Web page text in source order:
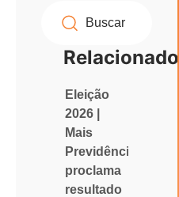
Relacionados
Eleição
2026 |
Mais
Previdência
proclama
resultado